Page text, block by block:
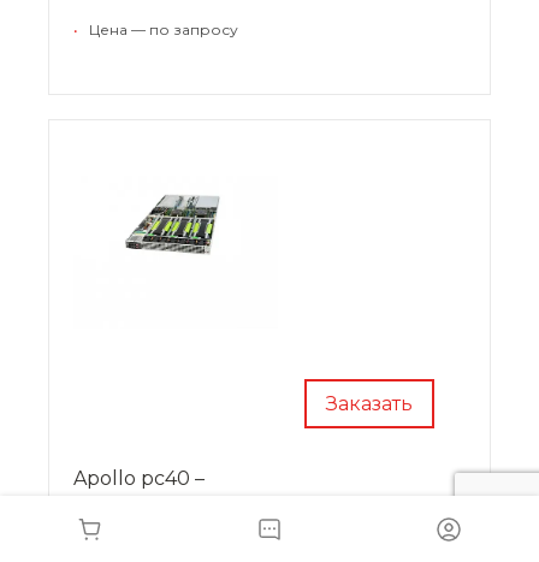
телекоммуникационную стойку.
• Цена — по запросу
Заказать
Apollo pc40 –
экономичный сервер для смешанных